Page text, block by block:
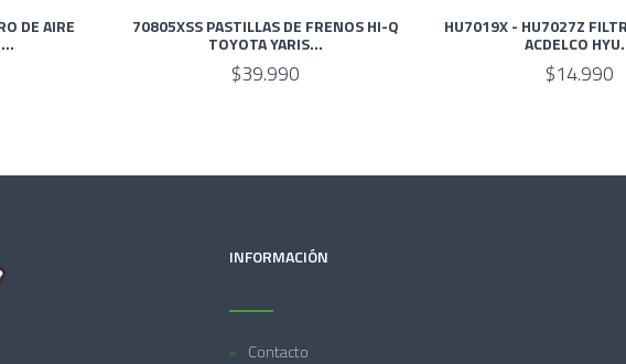
DE AIRE 70805XSS PASTILLAS DE FRENOS HI-Q
TOYOTA YARIS...
$39.990
HU7019X - HU7027Z
ACDELCO
$14.990
INFORMACIÓN
Contacto